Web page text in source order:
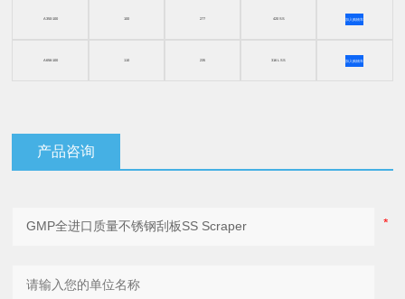
A350-100 100 277 420 SS 加入购物车
A656-100 110 235 316 L SS 加入购物车
产品咨询